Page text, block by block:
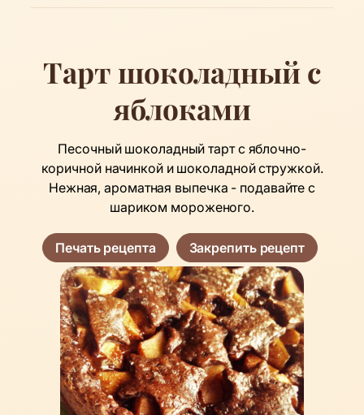
Тарт шоколадный с
яблоками
Песочный шоколадный тарт с яблочно-
коричной начинкой и шоколадной стружкой.
Нежная, ароматная выпечка - подавайте с
шариком мороженого.
Печать рецепта Закрепить рецепт